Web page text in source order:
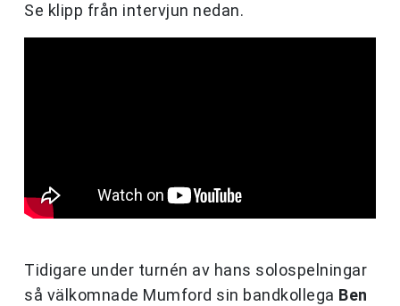
Se klipp från intervjun nedan.
Tidigare under turnén av hans solospelningar
så välkomnade Mumford sin bandkollega Ben